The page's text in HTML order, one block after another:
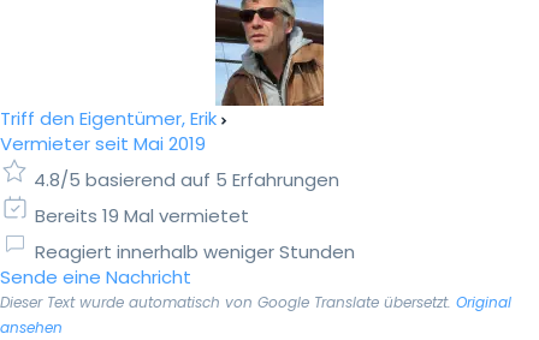
Triff den Eigentümer, Erik
Vermieter seit Mai 2019
4.8/5 basierend auf 5 Erfahrungen
Bereits 19 Mal vermietet
Reagiert innerhalb weniger Stunden
Sende eine Nachricht
Dieser Text wurde automatisch von Google Translate übersetzt. Original
ansehen